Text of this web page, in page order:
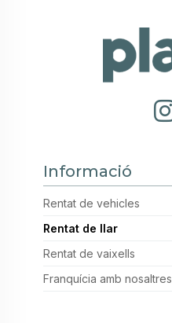
Informació
Rentat de vehicles
Rentat de llar
Rentat de vaixells
Franquícia amb nosaltres